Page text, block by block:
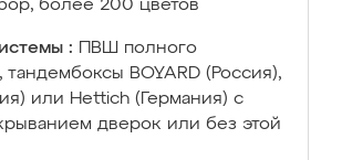
более 200 цветов
:
ПВШ полного
тандембоксы BOYARD (Россия),
или Hettich (Германия) с
дверок или без этой